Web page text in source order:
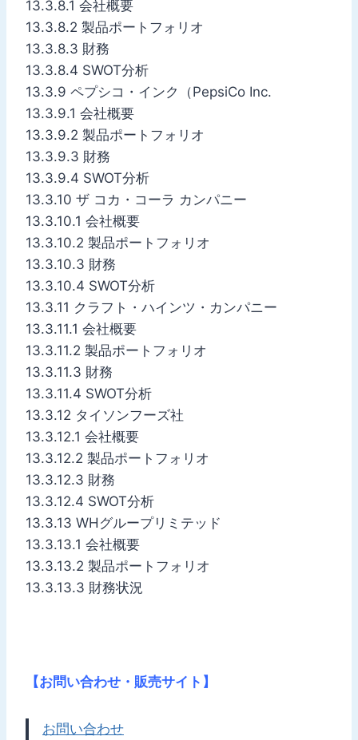
13.3.8.1 会社概要
13.3.8.2 製品ポートフォリオ
13.3.8.3 財務
13.3.8.4 SWOT分析
13.3.9 ペプシコ・インク（PepsiCo Inc.
13.3.9.1 会社概要
13.3.9.2 製品ポートフォリオ
13.3.9.3 財務
13.3.9.4 SWOT分析
13.3.10 ザ コカ・コーラ カンパニー
13.3.10.1 会社概要
13.3.10.2 製品ポートフォリオ
13.3.10.3 財務
13.3.10.4 SWOT分析
13.3.11 クラフト・ハインツ・カンパニー
13.3.11.1 会社概要
13.3.11.2 製品ポートフォリオ
13.3.11.3 財務
13.3.11.4 SWOT分析
13.3.12 タイソンフーズ社
13.3.12.1 会社概要
13.3.12.2 製品ポートフォリオ
13.3.12.3 財務
13.3.12.4 SWOT分析
13.3.13 WHグループリミテッド
13.3.13.1 会社概要
13.3.13.2 製品ポートフォリオ
13.3.13.3 財務状況
【お問い合わせ・販売サイト】
お問い合わせ